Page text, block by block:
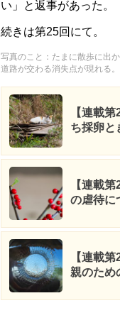
い」と返事があった。
続きは第25回にて。
写真のこと：たまに散歩に出
道路が交わる消失点が現れる
【連載
ち採卵と
【連載
の虐待に
【連載
親のため